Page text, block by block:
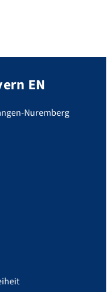
EN
Nuremberg